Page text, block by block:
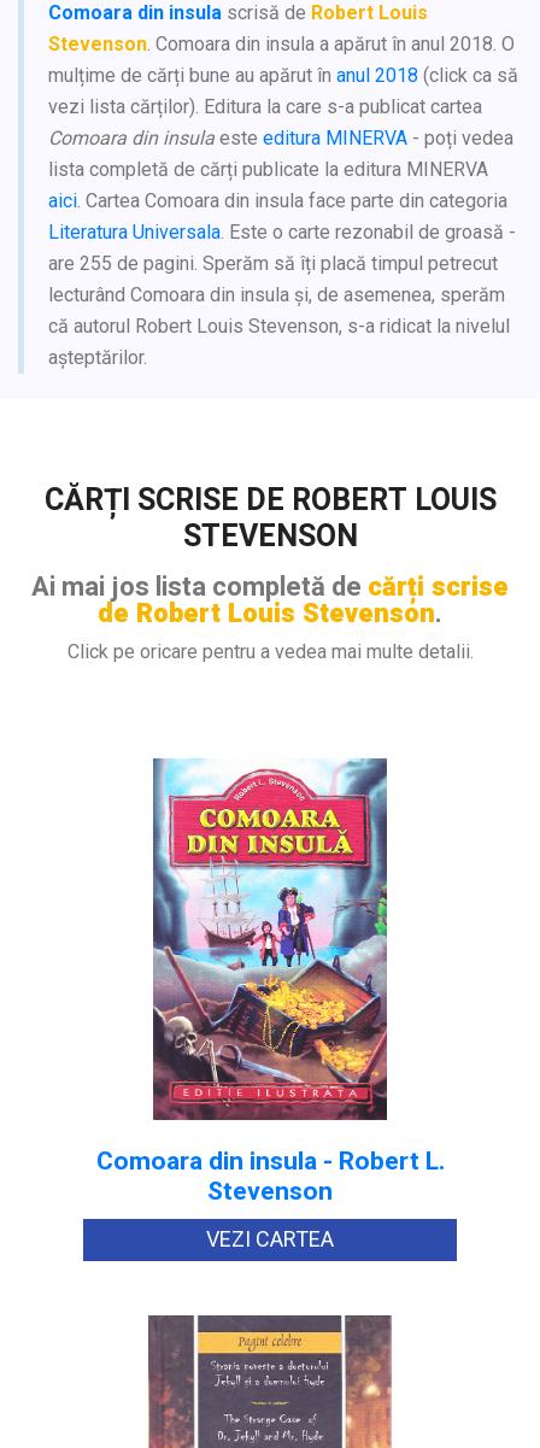
Comoara din insula scrisă de Robert Louis
Stevenson. Comoara din insula a apărut în anul 2018. O
mulțime de cărți bune au apărut în anul 2018 (click ca să
vezi lista cărților). Editura la care s-a publicat cartea
Comoara din insula este editura MINERVA - poți vedea
lista completă de cărți publicate la editura MINERVA
aici. Cartea Comoara din insula face parte din categoria
Literatura Universala. Este o carte rezonabil de groasă -
are 255 de pagini. Sperăm să îți placă timpul petrecut
lecturând Comoara din insula și, de asemenea, sperăm
că autorul Robert Louis Stevenson, s-a ridicat la nivelul
așteptărilor.
CĂRȚI SCRISE DE ROBERT LOUIS
STEVENSON
Ai mai jos lista completă de cărți scrise
de Robert Louis Stevenson.
Click pe oricare pentru a vedea mai multe detalii.
Comoara din insula - Robert L.
Stevenson
VEZI CARTEA